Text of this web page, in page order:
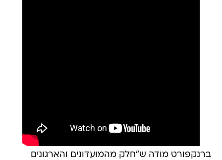
ברנקפורט מודה ש"חלק מהמועדונים והארגונים